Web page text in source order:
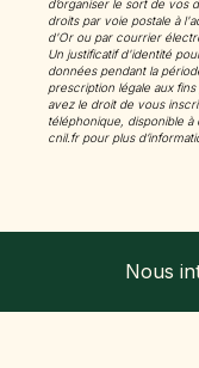
d’organiser le sort de
droits par voie postale à
d'Or ou par courrier
Un justificatif d'identité
données pendant la
prescription légale aux
avez le droit de vous
téléphonique, disponible à
cnil.fr pour plus
Nous